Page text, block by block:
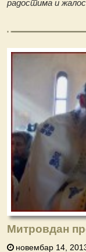
радостима и
Митровдан
новембар 14,